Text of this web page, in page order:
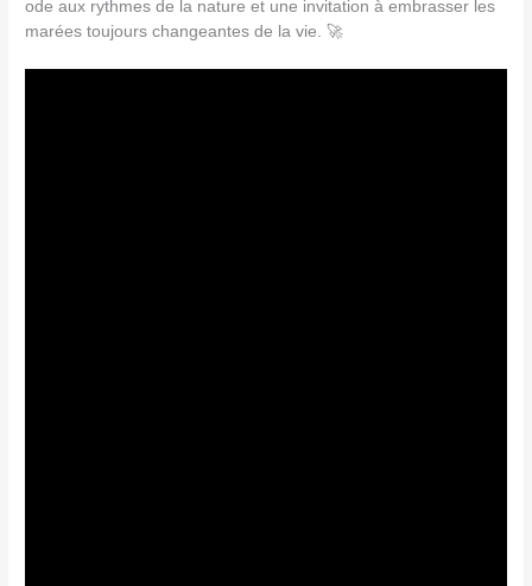
ode aux rythmes de la nature et une invitation à embrasser les
marées toujours changeantes de la vie. 🚀